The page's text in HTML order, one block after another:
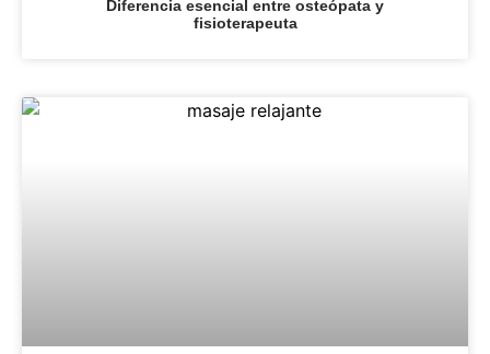
Diferencia esencial entre osteópata y
fisioterapeuta